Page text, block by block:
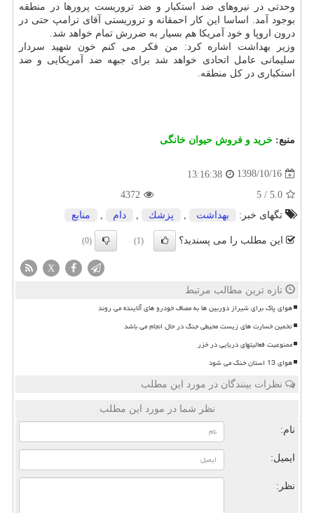
وحدتی در نیروهای ضد استكبار و ضد تروریست پرورها در منطقه
بوجود آمد. اساسا این كار احمقانه و تروریستی آقای ترامپ حتی در
درون اروپا و خود آمریكا هم بسیار به ضررش تمام خواهد شد.
وزیر بهداشت اشاره كرد: من فكر می كنم خون شهید سردار
سلیمانی عامل اتحادی خواهد شد برای جبهه ضد آمریكایی و ضد
استكباری در كل منطقه.
منبع: خرید و فروش حیوان خانگی
1398/10/16
13:16:38
5.0
/
5
4372
تگهای خبر:
بهداشت پزشك دام منابع
این مطلب را می پسندید؟ (1)
(0)
X
تازه ترین مطالب مرتبط
هوای پاک برای شیراز دوربین ها به مصاف خودرو های آلاینده می روند
تخمین خسارت های زیست محیطی جنگ در حال انجام می باشد
ممنوعیت فعالیتهای دریایی در خزر
هوای 13 استان خنک می شود
نظرات بینندگان در مورد این مطلب
نظر شما در مورد این مطلب
نام:
ایمیل:
نظر: